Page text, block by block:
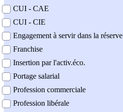
CUI - CAE
CUI - CIE
Engagement à servir dans la réserve
Franchise
Insertion par l'activ.éco.
Portage salarial
Profession commerciale
Profession libérale